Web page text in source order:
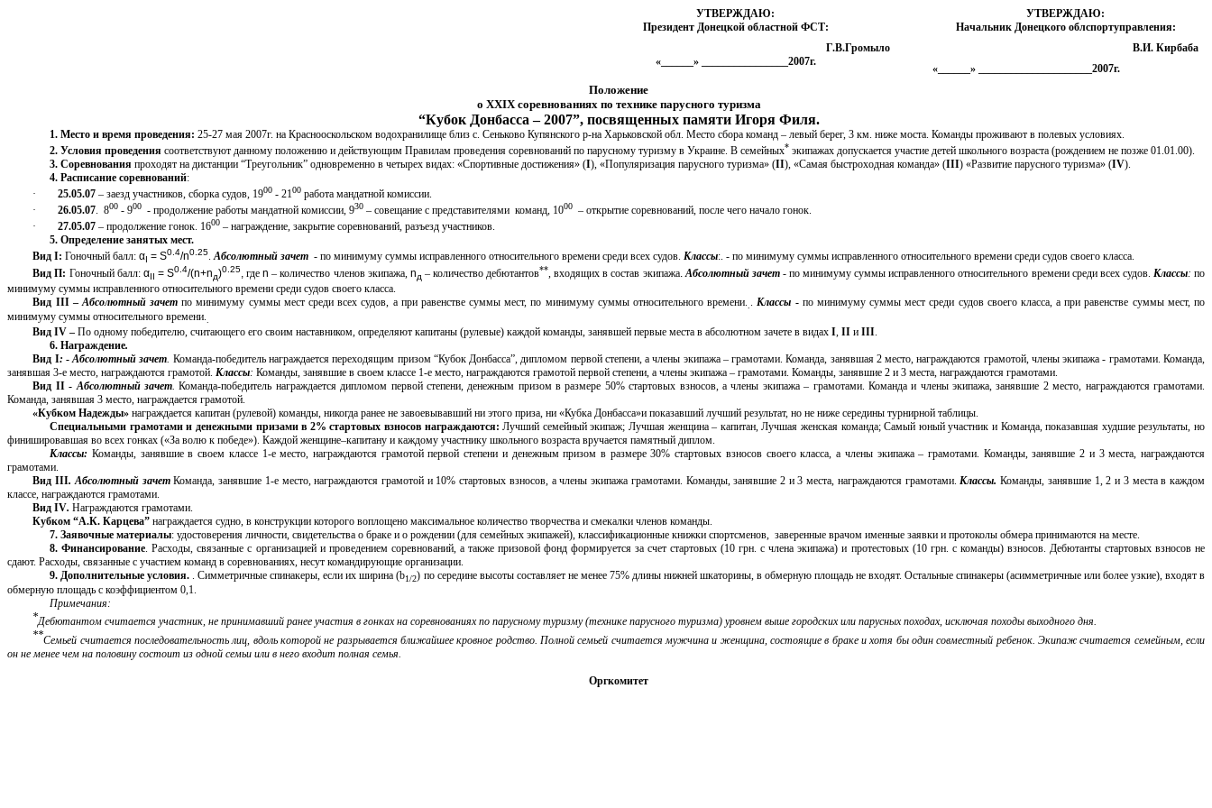
УТВЕРЖДАЮ:
Президент Донецкой областной ФСТ:
Г.В.Громыло
«______» ________________2007г.
УТВЕРЖДАЮ:
Начальник Донецкого облспортуправления:
В.И. Кирбаба
«______» _____________________2007г.
Положение
о XXIXсоревнованиях по технике парусного туризма
“Кубок Донбасса – 2007”, посвященных памяти Игоря Филя.
1. Место и время проведения:25-27 мая 2007г. на Краснооскольском водохранилище близ с. Сеньково Купянского р-на Харьковской обл. Место сбора команд – левый берег, 3 км. ниже моста. Команды проживают в полевых условиях.
2. Условия проведениясоответствуют данному положению и действующим Правилам проведения соревнований по парусному туризму в Украине. В семейных* экипажах допускается участие детей школьного возраста (рождением не позже 01.01.00).
3. Соревнованияпроходят на дистанции “Треугольник” одновременно в четырех видах: «Спортивные достижения» (I), «Популяризация парусного туризма» (II), «Самая быстроходная команда» (III) «Развитие парусного туризма» (IV).
4. Расписание соревнований:
·
25.05.07 – заезд участников, сборка судов, 1900 - 2100 работа мандатной комиссии.
·
26.05.07. 800 - 900 - продолжение работы мандатной комиссии, 930 – совещание с представителями команд, 1000 – открытие соревнований, после чего начало гонок.
·
27.05.07 – продолжение гонок. 1600 – награждение, закрытие соревнований, разъезд участников.
5. Определение занятых мест.
Вид I:Гоночный балл: α = S0.4/n0.25.Абсолютный зачет - по минимуму суммы исправленного относительного времени среди всех судов.Классы:. - по минимуму суммы исправленного относительного времени среди судов своего класса.
Вид П: Гоночный балл: αII = S0.4/(n+nд)0.25,гдеn– количество членов экипажа, nд – количество дебютантов**, входящих в состав экипажа.Абсолютный зачет- по минимуму суммы исправленного относительного времени среди всех судов. Классы: по
минимуму суммы исправленного относительного времени среди судов своего класса.
Вид III –Абсолютный зачетпо минимуму суммы мест среди всех судов, а при равенстве суммы мест, по минимуму суммы относительного времени. Классы - по минимуму суммы мест среди судов своего класса, а при равенстве суммы мест, по
минимуму суммы относительного времени..
Вид IV – По одному победителю, считающего его своим наставником, определяют капитаны (рулевые) каждой команды, занявшей первые места в абсолютном зачете в видахI II иIII
6. Награждение.
Вид I: -Абсолютный зачет Команда-победитель награждается переходящим призом “Кубок Донбасса”, дипломом первой степени, а члены экипажа – грамотами. Команда, занявшая 2 место, награждаются грамотой, члены экипажа - грамотами. Команда,
занявшая 3-е место, награждаются грамотой. Классы: Команды, занявшие в своем классе 1-е место, награждаются грамотой первой степени, а члены экипажа – грамотами. Команды, занявшие 2 и 3 места, награждаются грамотами.
Вид II - Абсолютный зачет. Команда-победитель награждается дипломом первой степени, денежным призом в размере 50% стартовых взносов, а члены экипажа – грамотами. Команда и члены экипажа, занявшие 2 место, награждаются грамотами.
Команда, занявшая 3 место, награждается грамотой.
«Кубком Надежды» награждается капитан (рулевой) команды, никогда ранее не завоевывавший ни этого приза, ни «Кубка Донбасса»и показавший лучший результат, но не ниже середины турнирной таблицы.
Специальными грамотами и денежными призами в 2% стартовых взносов награждаются:Лучший семейный экипаж; Лучшая женщина – капитан, Лучшая женская команда; Самый юный участник и Команда, показавшая худшие результаты, но
финишировавшая во всех гонках («За волю к победе»). Каждой женщине–капитану и каждому участнику школьного возраста вручается памятный диплом.
Классы: Команды, занявшие в своем классе 1-е место, награждаются грамотой первой степени и денежным призом в размере 30% стартовых взносов своего класса, а члены экипажа – грамотами. Команды, занявшие 2 и 3 места, награждаются
грамотами.
Вид III. Абсолютный зачетКоманда, занявшие 1-е место, награждаются грамотой и 10% стартовых взносов, а члены экипажа грамотами. Команды, занявшие 2 и 3 места, награждаются грамотами. Классы. Команды, занявшие 1, 2 и 3 места в каждом
классе, награждаются грамотами.
Вид IV.Награждаются грамотами.
Кубком “А.К. Карцева” награждается судно, в конструкции которого воплощено максимальное количество творчества и смекалки членов команды.
7. Заявочные материалы: удостоверения личности, свидетельства о браке и о рождении (для семейных экипажей), классификационные книжки спортсменов, заверенные врачом именные заявки и протоколы обмера принимаются на месте.
8. Финансирование . Расходы, связанные с организацией и проведением соревнований, а также призовой фонд формируется за счет стартовых (10 грн. с члена экипажа) и протестовых (10 грн. с команды) взносов. Дебютанты стартовых взносов не
сдают. Расходы, связанные с участием команд в соревнованиях, несут командирующие организации.
9. Дополнительные условия. . Симметричные спинакеры, если их ширина (b1/2) по середине высоты составляет не менее 75% длины нижней шкаторины, в обмерную площадь не входят. Остальные спинакеры (асимметричные или более узкие), входят в
обмерную площадь с коэффициентом 0,1.
Примечания:
*Дебютантом считается участник, не принимавший ранее участия в гонках на соревнованиях по парусному туризму (технике парусного туризма) уровнем выше городских или парусных походах, исключая походы выходного дня.
**Семьей считается последовательность лиц, вдоль которой не разрывается ближайшее кровное родство. Полной семьей считается мужчина и женщина, состоящие в браке и хотя бы один совместный ребенок. Экипаж считается семейным, если
он не менее чем на половину состоит из одной семьи или в него входит полная семья.
Оргкомитет